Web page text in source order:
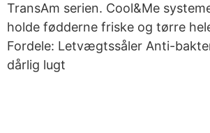
TransAm serien. Cool&Me
holde fødderne friske og tørre
Fordele: Letvægtssåler Anti-
dårlig lugt